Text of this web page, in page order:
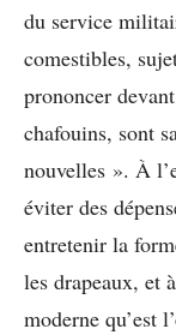
du service
comestibles,
prononcer
chafouins, sont
nouvelles ». À
éviter des
entretenir la
les drapeaux, et
moderne qu’est